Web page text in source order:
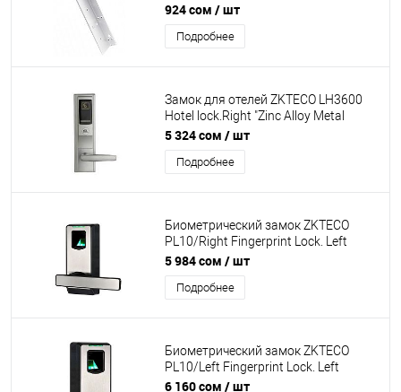
924 сом / шт
Подробнее
Замок для отелей ZKTECO LH3600
Hotel lock.Right "Zinc Alloy Metal
Casing With advanced 13.56mhz
MIFARE-1 card technology Door
Thickness: 35-55 mm Backset:
5 324 сом / шт
Подробнее
Биометрический замок ZKTECO
PL10/Right Fingerprint Lock. Left
"Rugged ABS Plastic Casing User
Capacity: 90 Door Thickness: 30-60
mm Backset: 60 or 70 mm(adjustable)
5 984 сом / шт
Подробнее
Биометрический замок ZKTECO
PL10/Left Fingerprint Lock. Left
"Rugged ABS Plastic Casing User
6 160 сом / шт